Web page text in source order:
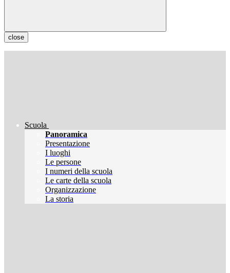
close
Scuola
Panoramica
Presentazione
I luoghi
Le persone
I numeri della scuola
Le carte della scuola
Organizzazione
La storia